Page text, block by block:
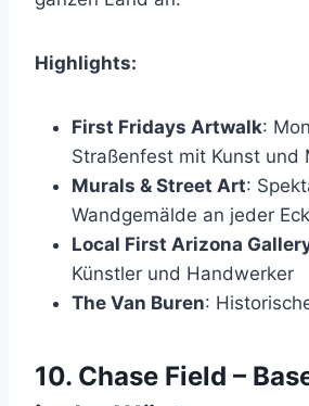
Highlights:
First Fridays Artwalk:
Straßenfest mit Kunst und
Murals & Street Art:
Wandgemälde an jeder
Local First Arizona
Künstler und Handwerker
The Van Buren:
10. Chase Field –